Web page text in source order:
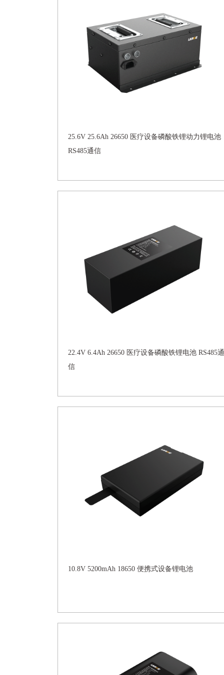
25.6V 25.6Ah 26650 医疗设备磷酸铁锂动力锂电池
RS485通信
22.4V 6.4Ah 26650 医疗设备磷酸铁锂电池 RS485通
信
10.8V 5200mAh 18650 便携式设备锂电池